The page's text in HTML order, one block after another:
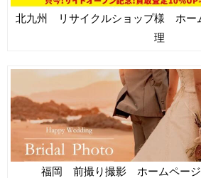
北九州 リサイクルショップ様 ホー
理
福岡 前撮り撮影 ホームページ